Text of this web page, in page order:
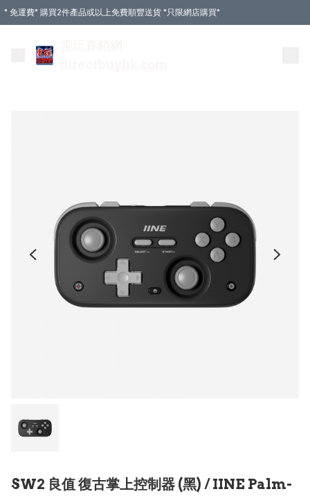
* 免運費* 購買2件產品或以上免費順豐送貨 *只限網店購買*
SW2 良值 復古掌上控制器 (黑) / IINE Palm-